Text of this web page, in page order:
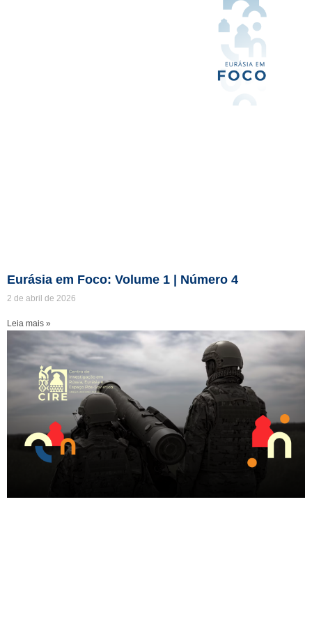
Eurásia em Foco: Volume 1 | Número 4
2 de abril de 2026
Leia mais »